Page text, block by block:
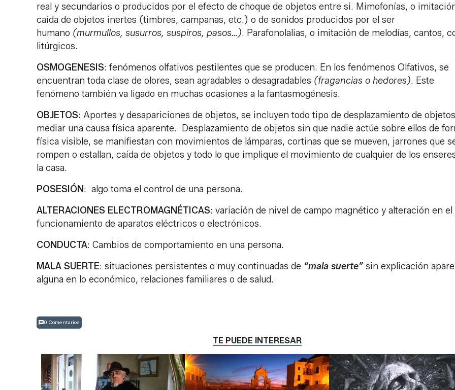
real y secundarios o producidos por el efecto de choque de objetos entre si. Mimofonías, o
caída de objetos inertes (timbres, campanas, etc.) o de sonidos producidos por el ser
humano (murmullos, susurros, suspiros, pasos…). Parafonolalias, o imitación de melodías, cantos,
litúrgicos.
OSMOGENESIS: fenómenos olfativos pestilentes que se producen. En los fenómenos Olfativos, se
encuentran toda clase de olores, sean agradables o desagradables (fragancias o hedores). Este
fenómeno también va ligado en muchas ocasiones a la fantasmogénesis.
OBJETOS: Aportes y desapariciones de objetos, se incluyen todo tipo de desplazamiento de
mediar una causa física aparente. Desplazamiento de objetos sin que nadie actúe sobre ellos de
física visible, se manifiestan con movimientos de lámparas, cortinas que se mueven, jarrones que
rompen o estallan, caída de objetos y todo lo que implique el movimiento de cualquier de los
la casa.
POSESIÓN: algo toma el control de una persona.
ALTERACIONES ELECTROMAGNÉTICAS: variación de nivel de campo magnético y alteración en el
funcionamiento de aparatos eléctricos o electrónicos.
CONDUCTA: Cambios de comportamiento en una persona.
MALA SUERTE: situaciones persistentes o muy continuadas de “mala suerte” sin explicación
alguna en lo económico, relaciones familiares o de salud.
0 Comentarios
TE PUEDE INTERESAR